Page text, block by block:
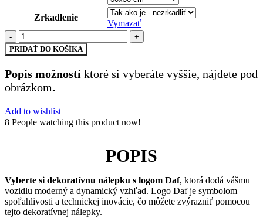
Zrkadlenie
Vymazať
množstvo
Daf
(33)
PRIDAŤ DO KOŠÍKA
Popis možností ktoré si vyberáte vyššie, nájdete pod
obrázkom.
Add to wishlist
8 People watching this product now!
POPIS
Vyberte si dekoratívnu nálepku s logom Daf, ktorá dodá vášmu
vozidlu moderný a dynamický vzhľad. Logo Daf je symbolom
spoľahlivosti a technickej inovácie, čo môžete zvýrazniť pomocou
tejto dekoratívnej nálepky.